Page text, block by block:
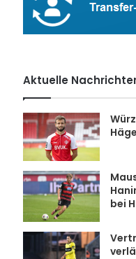
Aktuelle
bei